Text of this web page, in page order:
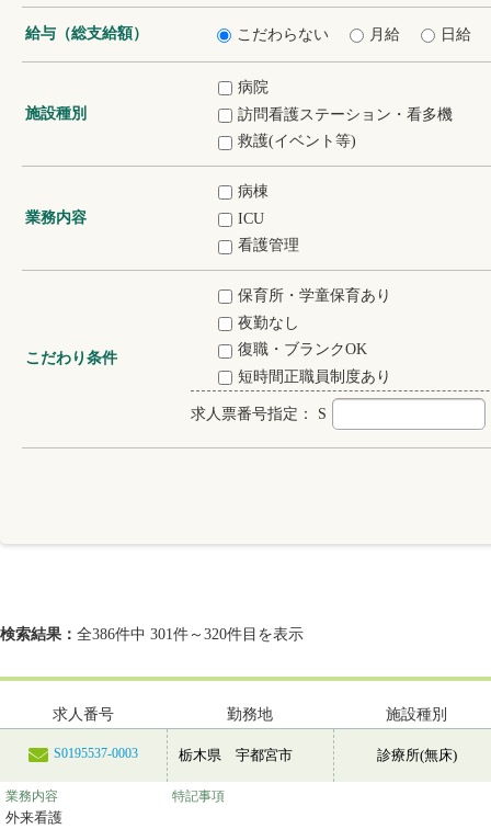
給与（総支給額） こだわらない 月給 日給
施設種別
病院
訪問看護ステーション・看多機
救護(イベント等)
業務内容
病棟
ICU
看護管理
こだわり条件
保育所・学童保育あり
夜勤なし
復職・ブランクOK
短時間正職員制度あり
求人票番号指定： S
検索結果： 全386件中 301件～320件目を表示
求人番号 勤務地 施設種別
S0195537-0003 栃木県 宇都宮市 診療所(無床)
業務内容
外来看護
特記事項